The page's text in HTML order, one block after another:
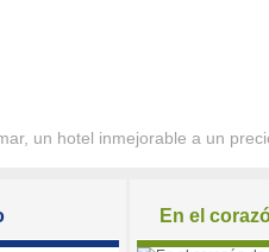
un hotel inmejorable a un
En el